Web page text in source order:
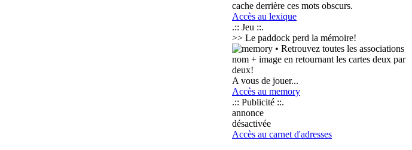
cache derrière ces mots obscurs.
Accès au lexique
.:: Jeu ::.
>> Le paddock perd la mémoire!
• Retrouvez toutes les associations
nom + image en retournant les cartes deux par
deux!
A vous de jouer...
Accès au memory
.:: Publicité ::.
annonce
désactivée
Accès au carnet d'adresses